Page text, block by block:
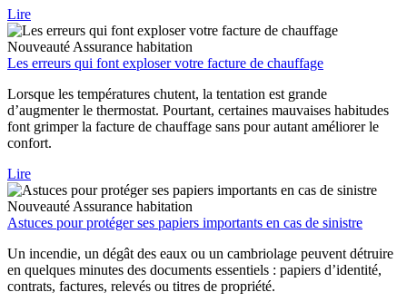
Lire
Nouveauté Assurance habitation
Les erreurs qui font exploser votre facture de chauffage
Lorsque les températures chutent, la tentation est grande
d’augmenter le thermostat. Pourtant, certaines mauvaises habitudes
font grimper la facture de chauffage sans pour autant améliorer le
confort.
Lire
Nouveauté Assurance habitation
Astuces pour protéger ses papiers importants en cas de sinistre
Un incendie, un dégât des eaux ou un cambriolage peuvent détruire
en quelques minutes des documents essentiels : papiers d’identité,
contrats, factures, relevés ou titres de propriété.